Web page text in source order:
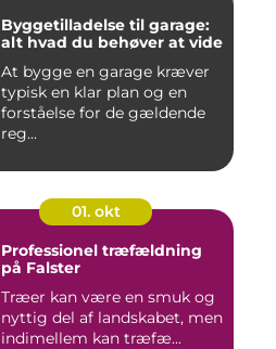
Byggetilladelse til garage:
alt hvad du behøver at vide
At bygge en garage kræver
typisk en klar plan og en
forståelse for de gældende
reg...
01. okt
Professionel træfældning
på Falster
Træer kan være en smuk og
nyttig del af landskabet, men
indimellem kan træfæ...